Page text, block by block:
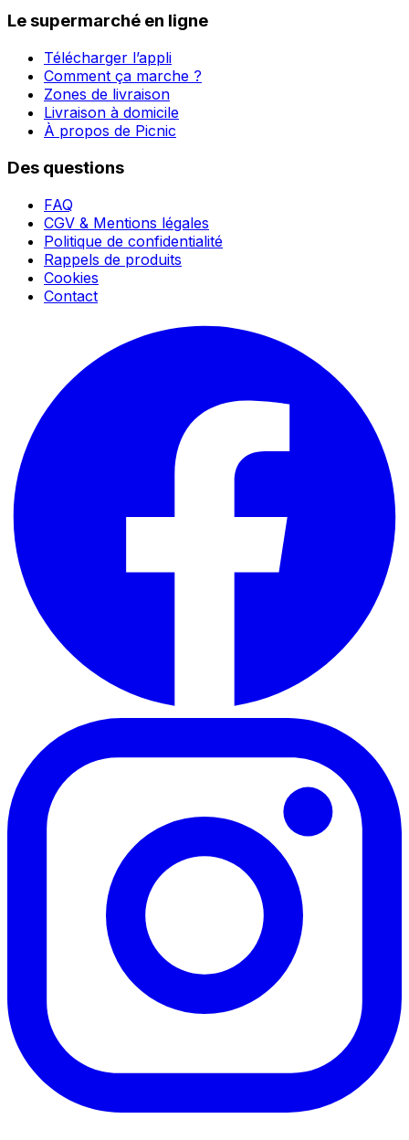
Le supermarché en ligne
Télécharger l’appli
Comment ça marche ?
Zones de livraison
Livraison à domicile
À propos de Picnic
Des questions
FAQ
CGV & Mentions légales
Politique de confidentialité
Rappels de produits
Cookies
Contact